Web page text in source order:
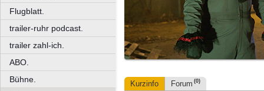
Flugblatt.
trailer-ruhr podcast.
trailer zahl-ich.
ABO.
Bühne.
Kurzinfo Forum (0)